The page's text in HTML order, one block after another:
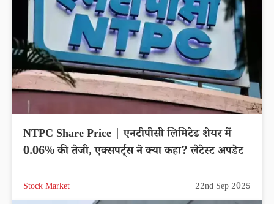
NTPC Share Price | एनटीपीसी लिमिटेड शेयर में
0.06% की तेजी, एक्सपर्ट्स ने क्या कहा? लेटेस्ट अपडेट
Stock Market 22nd Sep 2025